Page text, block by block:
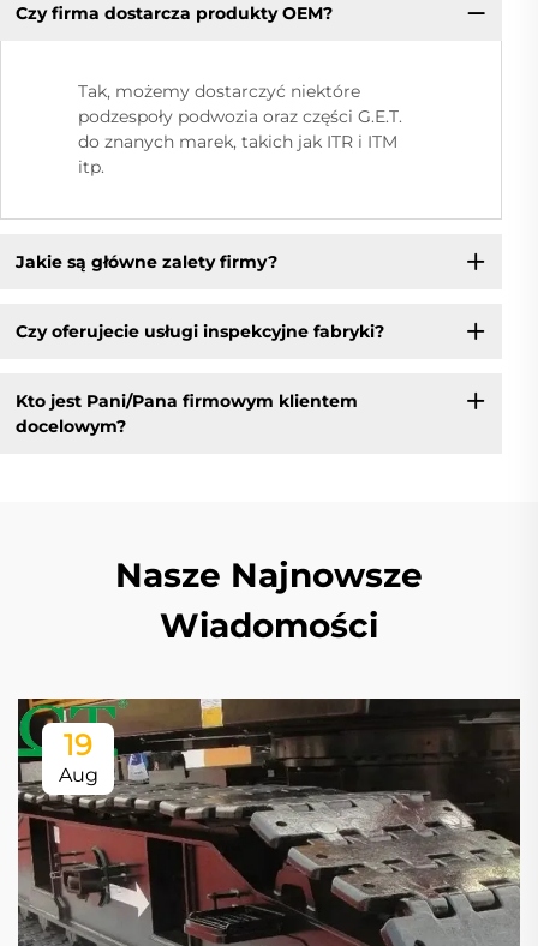
Czy firma dostarcza produkty OEM?
Tak, możemy dostarczyć niektóre
podzespoły podwozia oraz części G.E.T.
do znanych marek, takich jak ITR i ITM
itp.
Jakie są główne zalety firmy?
Czy oferujecie usługi inspekcyjne fabryki?
Kto jest Pani/Pana firmowym klientem
docelowym?
Nasze Najnowsze
Wiadomości
19
Aug